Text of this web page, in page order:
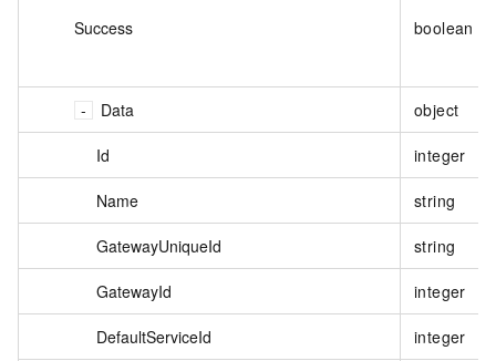
Success boolean
Data object
Id integer
Name string
GatewayUniqueId string
GatewayId integer
DefaultServiceId integer